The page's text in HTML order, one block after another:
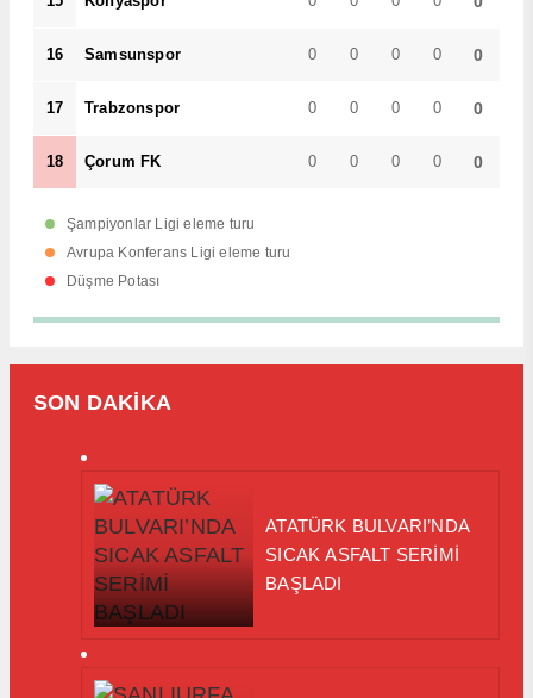
16 Samsunspor 0 0 0 0 0
17 Trabzonspor 0 0 0 0 0
18 Çorum FK 0 0 0 0 0
Şampiyonlar Ligi eleme turu
Avrupa Konferans Ligi eleme turu
Düşme Potası
SON DAKİKA
ATATÜRK BULVARI’NDA
SICAK ASFALT SERİMİ
BAŞLADI